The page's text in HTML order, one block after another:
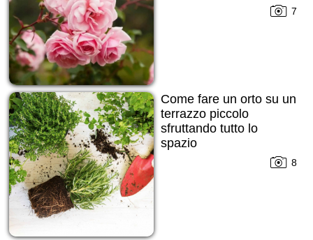
7
Come fare un orto su un
terrazzo piccolo
sfruttando tutto lo
spazio
8